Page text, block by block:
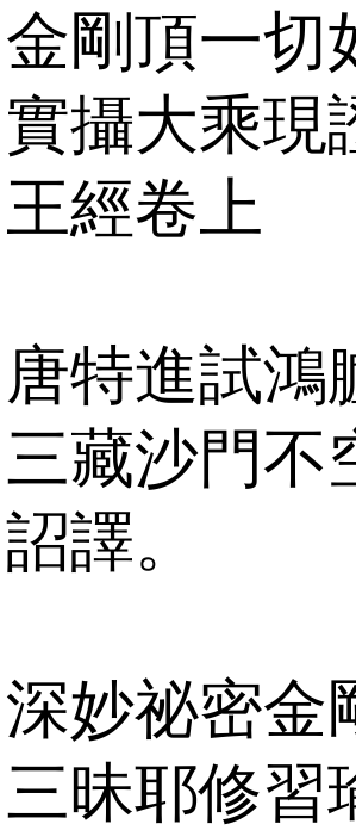
金剛頂一切
實攝大乘現
王經卷上
唐特進試鴻
三藏沙門不
詔譯。
深妙祕密金
三昧耶修習